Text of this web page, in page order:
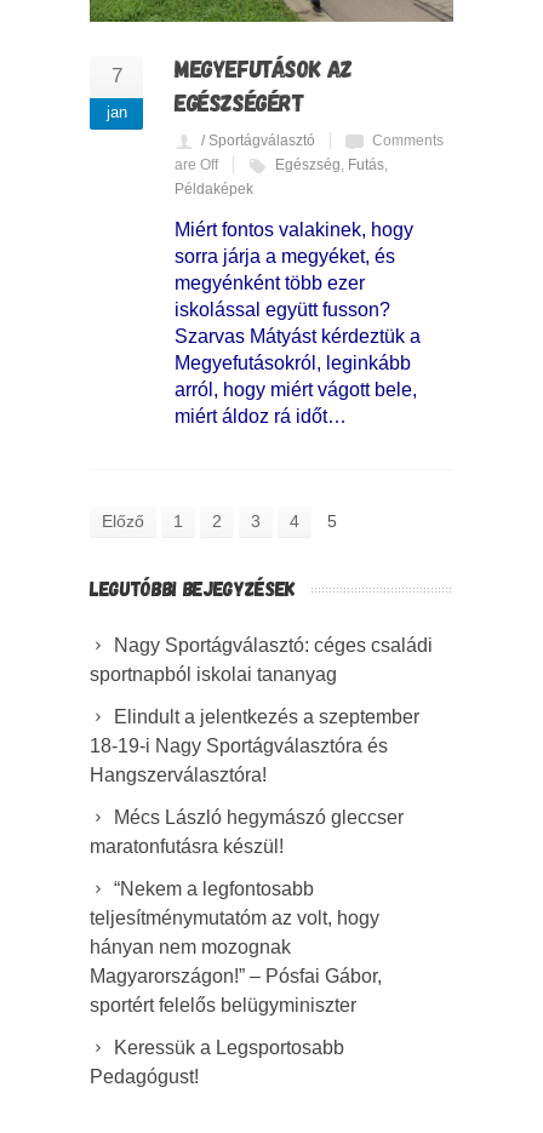
7
jan
MEGYEFUTÁSOK AZ
EGÉSZSÉGÉRT
/ Sportágválasztó
Comments
are Off
Egészség, Futás,
Példaképek
Miért fontos valakinek, hogy
sorra járja a megyéket, és
megyénként több ezer
iskolással együtt fusson?
Szarvas Mátyást kérdeztük a
Megyefutásokról, leginkább
arról, hogy miért vágott bele,
miért áldoz rá időt…
Előző 1 2 3 4 5
LEGUTÓBBI BEJEGYZÉSEK
Nagy Sportágválasztó: céges családi
sportnapból iskolai tananyag
Elindult a jelentkezés a szeptember
18-19-i Nagy Sportágválasztóra és
Hangszerválasztóra!
Mécs László hegymászó gleccser
maratonfutásra készül!
“Nekem a legfontosabb
teljesítménymutatóm az volt, hogy
hányan nem mozognak
Magyarországon!” – Pósfai Gábor,
sportért felelős belügyminiszter
Keressük a Legsportosabb
Pedagógust!